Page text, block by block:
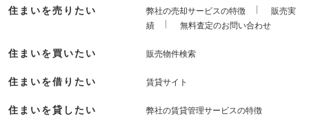
住まいを売りたい 弊社の売却サービスの特徴
販売実
績
無料査定のお問い合わせ
住まいを買いたい 販売物件検索
住まいを借りたい 賃貸サイト
住まいを貸したい 弊社の賃貸管理サービスの特徴